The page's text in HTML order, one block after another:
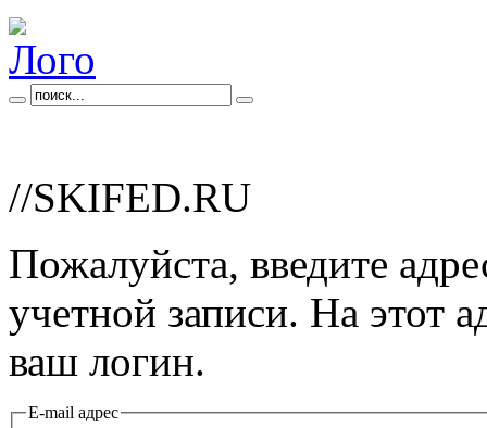
//SKIFED.RU
Пожалуйста, введите
учетной записи. На этот
ваш логин.
E-mail адрес